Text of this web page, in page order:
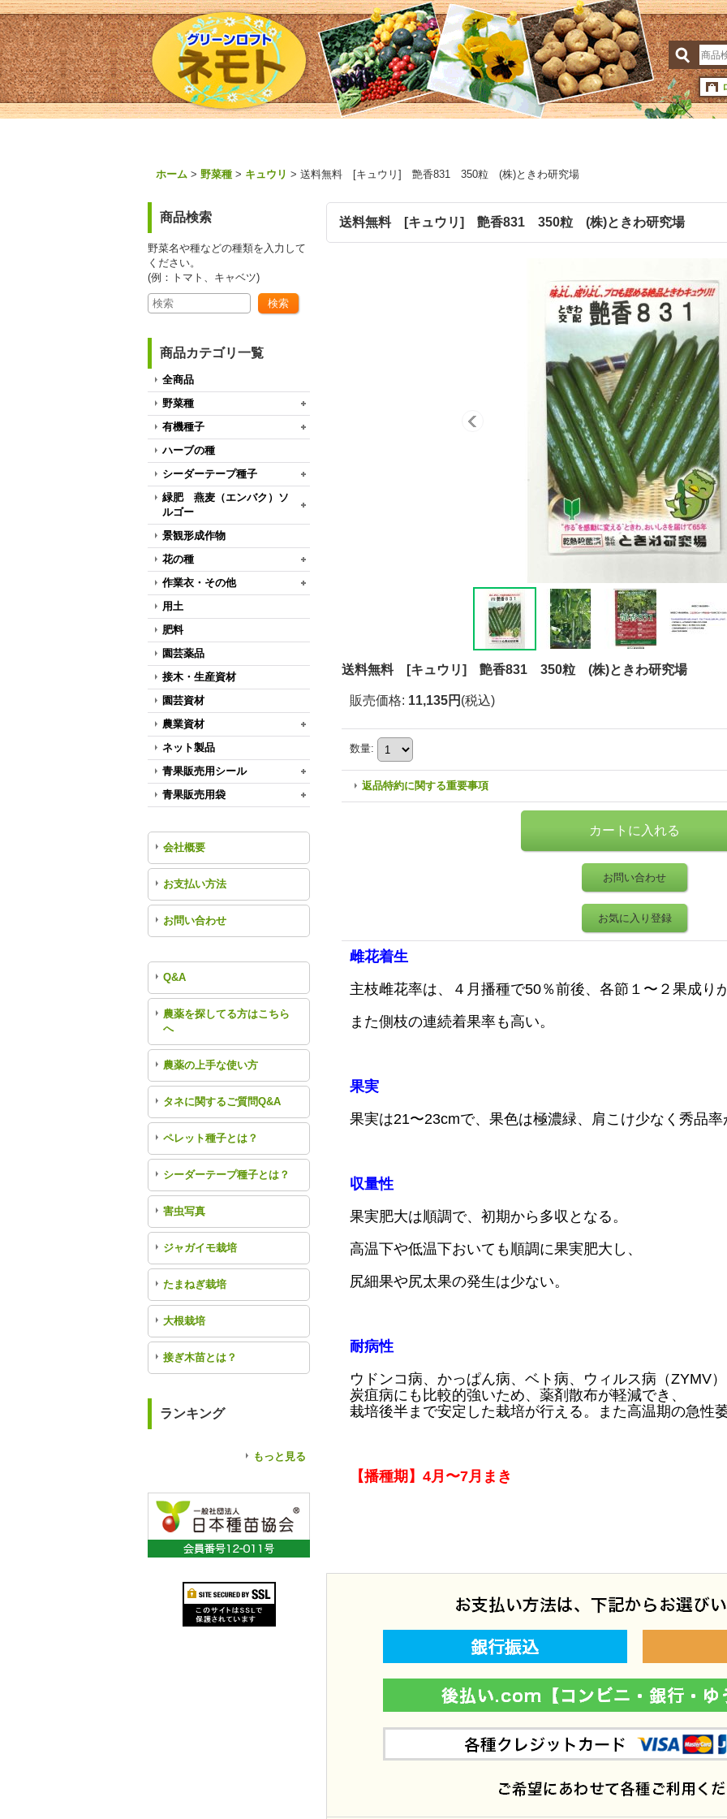
ホーム > 野菜種 > キュウリ > 送料無料 [キュウリ] 艶香831 350粒 (株)ときわ研究場
商品検索
野菜名や種などの種類を入力して
ください。
(例：トマト、キャベツ)
商品カテゴリ一覧
全商品
野菜種
有機種子
ハーブの種
シーダーテープ種子
緑肥 燕麦（エンバク）ソ
ルゴー
景観形成作物
花の種
作業衣・その他
用土
肥料
園芸薬品
接木・生産資材
園芸資材
農業資材
ネット製品
青果販売用シール
青果販売用袋
会社概要
お支払い方法
お問い合わせ
Q&A
農薬を探してる方はこちら
へ
農薬の上手な使い方
タネに関するご質問Q&A
ペレット種子とは？
シーダーテープ種子とは？
害虫写真
ジャガイモ栽培
たまねぎ栽培
大根栽培
接ぎ木苗とは？
ランキング
もっと見る
送料無料 [キュウリ] 艶香831 350粒 (株)ときわ研究場
送料無料 [キュウリ] 艶香831 350粒 (株)ときわ研究場
販売価格: 11,135円 (税込)
数量:
返品特約に関する重要事項
お問い合わせ
お気に入り登録
雌花着生
主枝雌花率は、４月播種で50％前後、各節１〜２果成り
また側枝の連続着果率も高い。
果実
果実は21〜23cmで、果色は極濃緑、肩こけ少なく秀品率
収量性
果実肥大は順調で、初期から多収となる。
高温下や低温下おいても順調に果実肥大し、
尻細果や尻太果の発生は少ない。
耐病性
ウドンコ病、かっぱん病、ベト病、ウィルス病（ZYMV）
炭疽病にも比較的強いため、薬剤散布が軽減でき、
栽培後半まで安定した栽培が行える。また高温期の急性
【播種期】4月〜7月まき